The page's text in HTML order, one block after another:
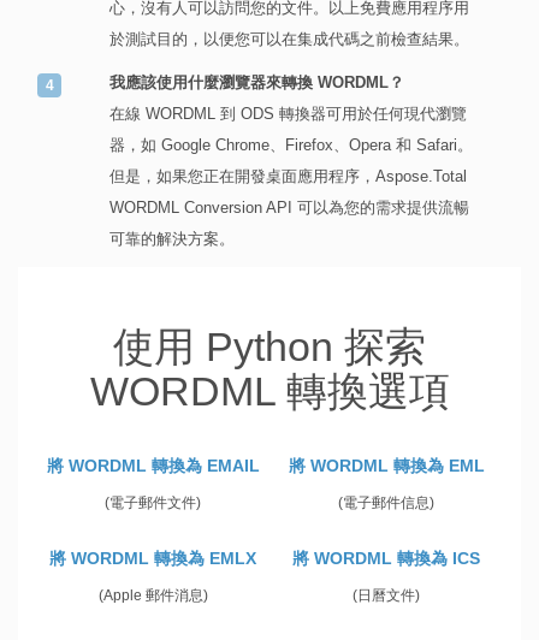
心，沒有人可以訪問您的文件。以上免費應用程序用
於測試目的，以便您可以在集成代碼之前檢查結果。
我應該使用什麼瀏覽器來轉換 WORDML？
在線 WORDML 到 ODS 轉換器可用於任何現代瀏覽
器，如 Google Chrome、Firefox、Opera 和 Safari。
但是，如果您正在開發桌面應用程序，Aspose.Total
WORDML Conversion API 可以為您的需求提供流暢
可靠的解決方案。
使用 Python 探索
WORDML 轉換選項
將 WORDML 轉換為 EMAIL
(電子郵件文件)
將 WORDML 轉換為 EML
(電子郵件信息)
將 WORDML 轉換為 EMLX
(Apple 郵件消息)
將 WORDML 轉換為 ICS
(日曆文件)